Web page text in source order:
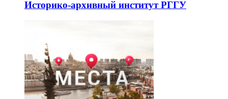
Историко-архивный институт РГГУ